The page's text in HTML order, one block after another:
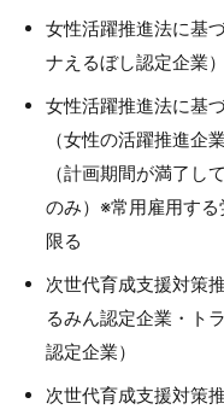
女性活躍推進法に基
ナえるぼし認定企業）
女性活躍推進法に基
（女性の活躍推進企
（計画期間が満了し
のみ）※常用雇用す
限る
次世代育成支援対策
るみん認定企業・ト
認定企業）
次世代育成支援対策